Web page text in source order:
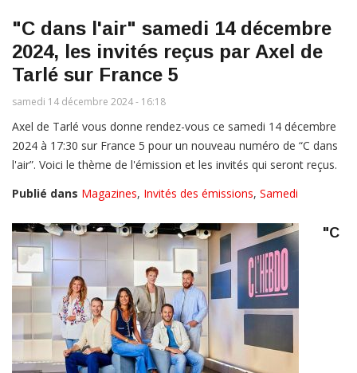
"C dans l'air" samedi 14 décembre
2024, les invités reçus par Axel de
Tarlé sur France 5
samedi 14 décembre 2024 - 16:18
Axel de Tarlé vous donne rendez-vous ce samedi 14 décembre
2024 à 17:30 sur France 5 pour un nouveau numéro de “C dans
l'air”. Voici le thème de l'émission et les invités qui seront reçus.
Publié dans Magazines, Invités des émissions, Samedi
"C